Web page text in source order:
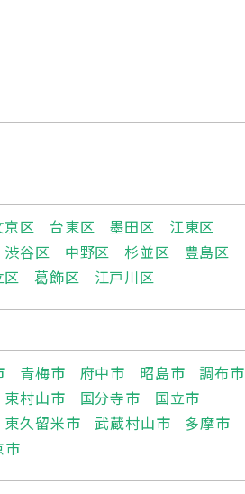
京区 台東区 墨田区
江東区
渋谷区 中野区 杉並区
豊島区
区 葛飾区 江戸川区
青梅市 府中市 昭島市
調布市
東村山市 国分寺市
国立市
東久留米市 武蔵村山市
多摩市
市